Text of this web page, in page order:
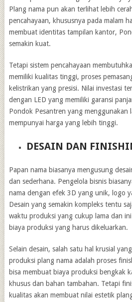
Plang nama pun akan terlihat lebih
pencahayaan, khususnya pada malam
membuat identitas tampilan kantor,
semakin kuat.
Tetapi sistem pencahayaan
memiliki kualitas tinggi, proses
kelistrikan yang presisi. Nilai investasi
dengan LED yang memiliki garansi
Pondok Pesantren yang menggunakan
mempunyai harga yang lebih tinggi.
DESAIN DAN
Papan nama biasanya mengusung
dan sederhana. Pengelola bisnis
nama dengan efek 3D yang unik, logo
Desain yang semakin kompleks tentu
waktu produksi yang cukup lama dan
biaya produksi yang harus dikeluarkan.
Selain desain, salah satu hal krusial
produksi plang nama adalah proses
bisa membuat biaya produksi bengkak
khusus dan bahan tambahan. Tetapi
kualitas akan membuat nilai estetik